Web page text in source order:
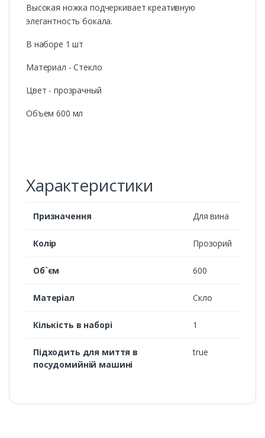
Высокая ножка подчеркивает креативную
элегантность бокала.
В наборе 1 шт
Материал - Стекло
Цвет - прозрачный
Объем 600 мл
Характеристики
Призначення Для вина
Колір Прозорий
Об`єм 600
Матеріал Скло
Кількість в наборі 1
Підходить для миття в
посудомийній машині
true